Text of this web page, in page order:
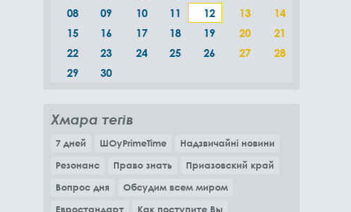
08
09 10 11 12 13
14
15
16 17 18 19 20
21
22
23 24 25 26 27
28
29
30
Хмара тегів
7 дней ШОуPrimeTime
Надзвичайні новини
Резонанс
Право знать
Приазовский край
Вопрос дня
Обсудим всем миром
Евростандарт
Как поступите Вы